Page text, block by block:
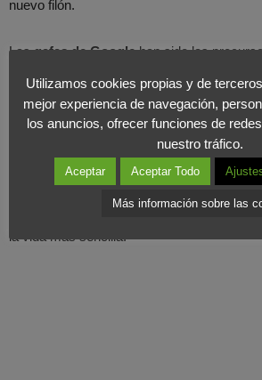
nuevo filón.
Lasgafas de Googlehan sido las
salga al mercado, aunque el resto de
de ver la decisión final de la compañía
gran potencialpor desarrollar y
que en un lustro tendremos ya los
la vida más sencilla.
Utilizamos cookies propias y de
mejor experiencia de navegación,
los anuncios, ofrecer funciones de
nuestro tráfico.
Aceptar Aceptar Todo
Más información sobre las